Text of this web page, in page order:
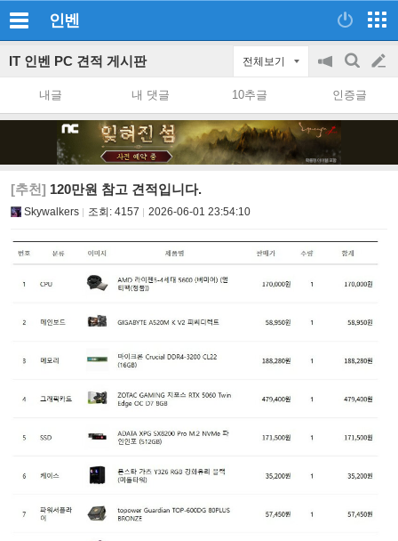
인벤
IT 인벤 PC 견적 게시판 전체보기
공
on/off
검
색
글
쓰
내글 내 댓글 10추글 인증글
[추천] 120만원 참고 견적입니다.
Skywalkers 조회: 4157 2026-06-01 23:54:10